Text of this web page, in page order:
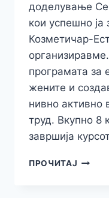
доделување
кои успешно ја
Козметичар-
програмата за
жените и
нивно активно
труд. Вкупно 8
завршија
ПРОЧИТАЈ